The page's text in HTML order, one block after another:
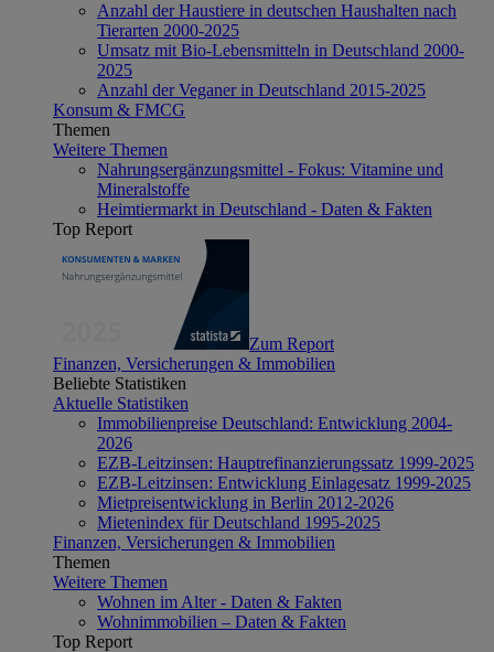
Anzahl der Haustiere in deutschen Haushalten nach
Tierarten 2000-2025
Umsatz mit Bio-Lebensmitteln in Deutschland 2000-
2025
Anzahl der Veganer in Deutschland 2015-2025
Konsum & FMCG
Themen
Weitere Themen
Nahrungsergänzungsmittel - Fokus: Vitamine und
Mineralstoffe
Heimtiermarkt in Deutschland - Daten & Fakten
Top Report
Zum Report
Finanzen, Versicherungen & Immobilien
Beliebte Statistiken
Aktuelle Statistiken
Immobilienpreise Deutschland: Entwicklung 2004-
2026
EZB-Leitzinsen: Hauptrefinanzierungssatz 1999-2025
EZB-Leitzinsen: Entwicklung Einlagesatz 1999-2025
Mietpreisentwicklung in Berlin 2012-2026
Mietenindex für Deutschland 1995-2025
Finanzen, Versicherungen & Immobilien
Themen
Weitere Themen
Wohnen im Alter - Daten & Fakten
Wohnimmobilien – Daten & Fakten
Top Report